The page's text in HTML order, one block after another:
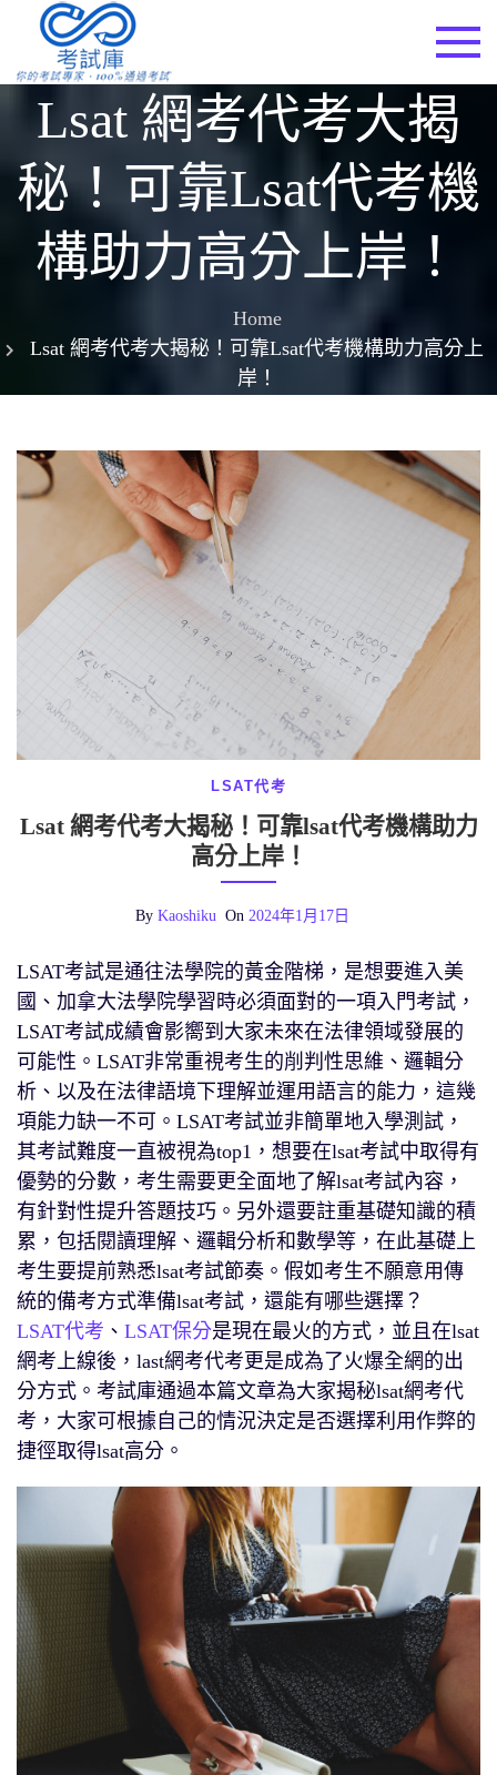
content
Lsat 網考代考大揭
秘！可靠lsat代考機
構助力高分上岸！
Home
Lsat 網考代考大揭秘！可靠lsat代考機構助力高分上
岸！
LSAT代考
Lsat 網考代考大揭秘！可靠lsat代考機構助力
高分上岸！
By Kaoshiku On 2024年1月17日
LSAT考試是通往法學院的黃金階梯，是想要進入美
國、加拿大法學院學習時必須面對的一項入門考試，
LSAT考試成績會影嚮到大家未來在法律領域發展的
可能性。LSAT非常重視考生的削判性思維、邏輯分
析、以及在法律語境下理解並運用語言的能力，這幾
項能力缺一不可。LSAT考試並非簡單地入學測試，
其考試難度一直被視為top1，想要在lsat考試中取得有
優勢的分數，考生需要更全面地了解lsat考試內容，
有針對性提升答題技巧。另外還要註重基礎知識的積
累，包括閱讀理解、邏輯分析和數學等，在此基礎上
考生要提前熟悉lsat考試節奏。假如考生不願意用傳
統的備考方式準備lsat考試，還能有哪些選擇？
LSAT代考 、 LSAT保分是現在最火的方式，並且在lsat
網考上線後，last網考代考更是成為了火爆全網的出
分方式。考試庫通過本篇文章為大家揭秘lsat網考代
考，大家可根據自己的情況決定是否選擇利用作弊的
捷徑取得lsat高分。